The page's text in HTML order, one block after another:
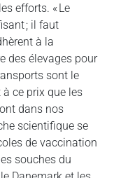
efforts. « Le
; il faut
à la
des élevages pour
sont le
à ce prix que les
dans nos
scientifique se
de vaccination
souches du